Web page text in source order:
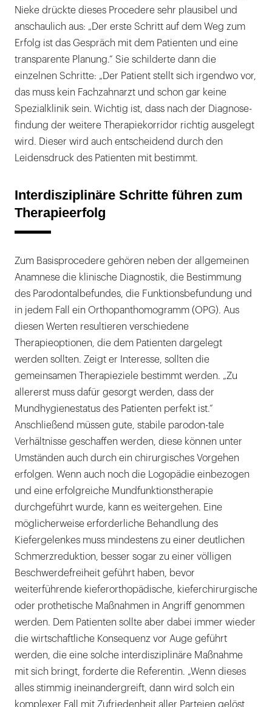
Nieke drückte dieses Procedere sehr plausibel und
anschaulich aus: „Der erste Schritt auf dem Weg zum
Erfolg ist das Gespräch mit dem Patienten und eine
transparente Planung.“ Sie schilderte dann die
einzelnen Schritte: „Der Patient stellt sich irgendwo vor,
das muss kein Fachzahnarzt und schon gar keine
Spezialklinik sein. Wichtig ist, dass nach der Diagnose-
findung der weitere Therapiekorridor richtig ausgelegt
wird. Dieser wird auch entscheidend durch den
Leidensdruck des Patienten mit bestimmt.
Interdisziplinäre Schritte führen zum
Therapieerfolg
Zum Basisprocedere gehören neben der allgemeinen
Anamnese die klinische Diagnostik, die Bestimmung
des Parodontalbefundes, die Funktionsbefundung und
in jedem Fall ein Orthopanthomogramm (OPG). Aus
diesen Werten resultieren verschiedene
Therapieoptionen, die dem Patienten dargelegt
werden sollten. Zeigt er Interesse, sollten die
gemeinsamen Therapieziele bestimmt werden. „Zu
allererst muss dafür gesorgt werden, dass der
Mundhygienestatus des Patienten perfekt ist.“
Anschließend müssen gute, stabile parodon-tale
Verhältnisse geschaffen werden, diese können unter
Umständen auch durch ein chirurgisches Vorgehen
erfolgen. Wenn auch noch die Logopädie einbezogen
und eine erfolgreiche Mundfunktionstherapie
durchgeführt wurde, kann es weitergehen. Eine
möglicherweise erforderliche Behandlung des
Kiefergelenkes muss mindestens zu einer deutlichen
Schmerzreduktion, besser sogar zu einer völligen
Beschwerdefreiheit geführt haben, bevor
weiterführende kieferorthopädische, kieferchirurgische
oder prothetische Maßnahmen in Angriff genommen
werden. Dem Patienten sollte aber dabei immer wieder
die wirtschaftliche Konsequenz vor Auge geführt
werden, die eine solche interdisziplinäre Maßnahme
mit sich bringt, forderte die Referentin. „Wenn dieses
alles stimmig ineinandergreift, dann wird solch ein
komplexer Fall mit Zufriedenheit aller Parteien gelöst